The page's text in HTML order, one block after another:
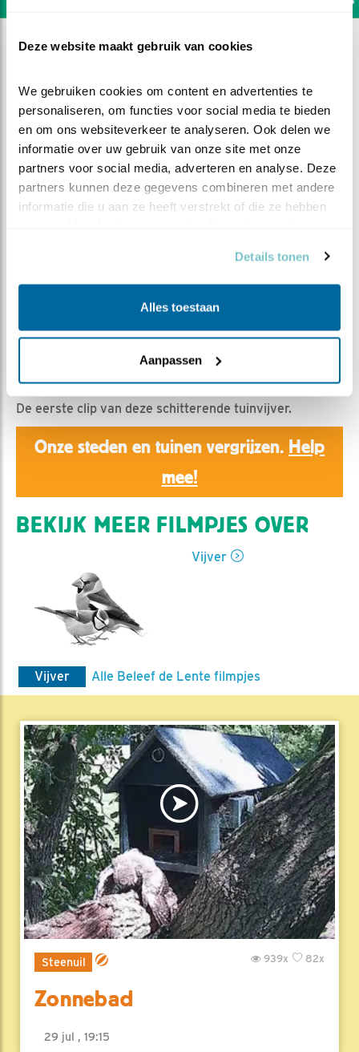
Deze website maakt gebruik van cookies
We gebruiken cookies om content en advertenties te
personaliseren, om functies voor social media te bieden
en om ons websiteverkeer te analyseren. Ook delen we
informatie over uw gebruik van onze site met onze
partners voor social media, adverteren en analyse. Deze
partners kunnen deze gegevens combineren met andere
informatie die u aan ze heeft verstrekt of die ze hebben
Details tonen
Alles toestaan
Aanpassen
De eerste clip
Ed Hoogkamer | Geplaatst op 1 maart 2020, 6:01 |
Vind ik leuk| Bewaar dit filmpje|
1064x
De eerste clip van deze schitterende tuinvijver.
Onze steden en tuinen vergrijzen. Help
mee!
BEKIJK MEER FILMPJES OVER
Vijver
Vijver Alle Beleef de Lente filmpjes
Steenuil 82x
939x
Zonnebad
29 jul , 19:15